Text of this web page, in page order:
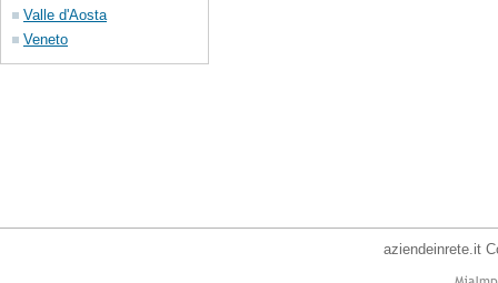
Valle d'Aosta
Veneto
aziendeinrete.it